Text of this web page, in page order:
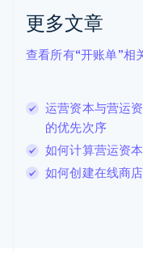
更多文章
查看所有“开账单”相
运营资本与营运
的优先次序
如何计算营运资
如何创建在线商
English Italiano
拉脱维亚
立陶宛
DeutschEnglish
卢森堡
罗马尼亚
English